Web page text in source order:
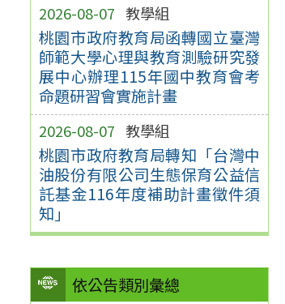
2026-08-07 教學組
桃園市政府教育局函轉國立臺灣
師範大學心理與教育測驗研究發
展中心辦理115年國中教育會考
命題研習會實施計畫
2026-08-07 教學組
桃園市政府教育局轉知「台灣中
油股份有限公司生態保育公益信
託基金116年度補助計畫徵件須
知」
依公告類別彙總